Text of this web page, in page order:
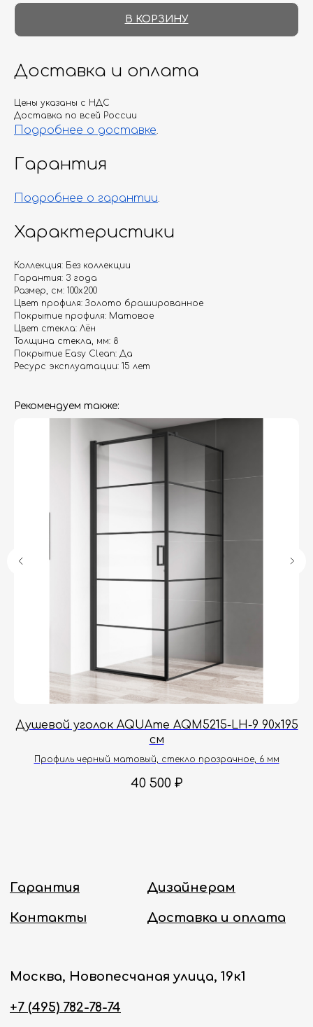
В КОРЗИНУ
Доставка и оплата
Цены указаны с НДС
Доставка по всей России
Подробнее о доставке.
Гарантия
Подробнее о гарантии.
Характеристики
Коллекция: Без коллекции
Гарантия: 3 года
Размер, см: 100х200
Цвет профиля: Золото брашированное
Покрытие профиля: Матовое
Цвет стекла: Лён
Толщина стекла, мм: 8
Покрытие Easy Clean: Да
Ресурс эксплуатации: 15 лет
Рекомендуем также:
Душевой уголок AQUAme AQM5215-LH-9 90х195
см
Профиль черный матовый, стекло прозрачное, 6 мм
40 500 ₽
Дизайнерам
Москва, Новопесчаная улица, 19к1
+7 (495) 782-78-74
Принимаем звонки и обрабатываем
заказы с понедельника по пятницу
с 8:00 до 18:00 по Москве.